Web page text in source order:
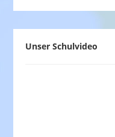
Unser Schulvideo